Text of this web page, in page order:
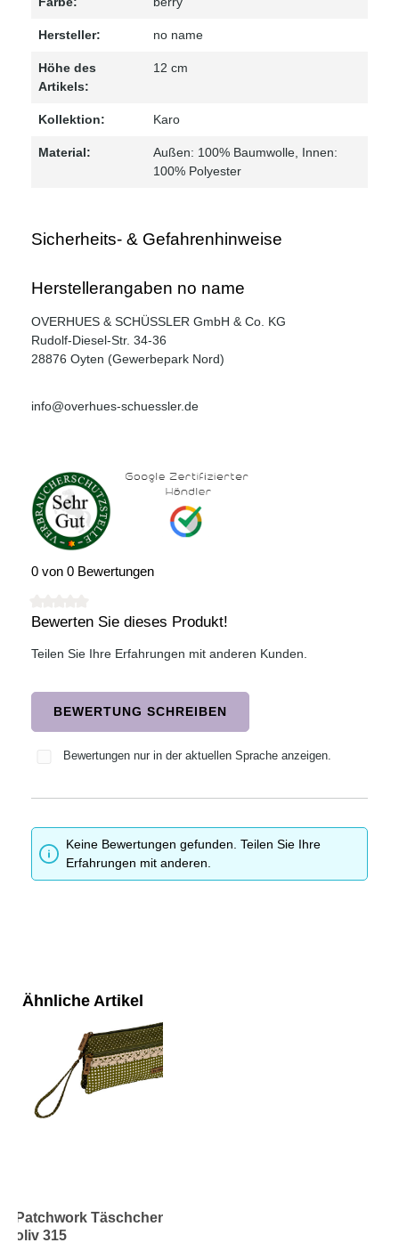
Hersteller: no name
Höhe des
Artikels:
12 cm
Kollektion: Karo
Material: Außen: 100% Baumwolle , Innen:
100% Polyester
Sicherheits- & Gefahrenhinweise
Herstellerangaben no name
OVERHUES & SCHÜSSLER GmbH & Co. KG
Rudolf-Diesel-Str. 34-36
28876 Oyten (Gewerbepark Nord)
info@overhues-schuessler.de
0 von 0 Bewertungen
Durchschnittliche Bewertung von 0 von 5 Sternen
Bewerten Sie dieses Produkt!
Teilen Sie Ihre Erfahrungen mit anderen Kunden.
BEWERTUNG SCHREIBEN
Bewertungen nur in der aktuellen Sprache anzeigen.
Keine Bewertungen gefunden. Teilen Sie Ihre
Erfahrungen mit anderen.
Ähnliche Artikel
Patchwork Täschchen Karo
oliv 315